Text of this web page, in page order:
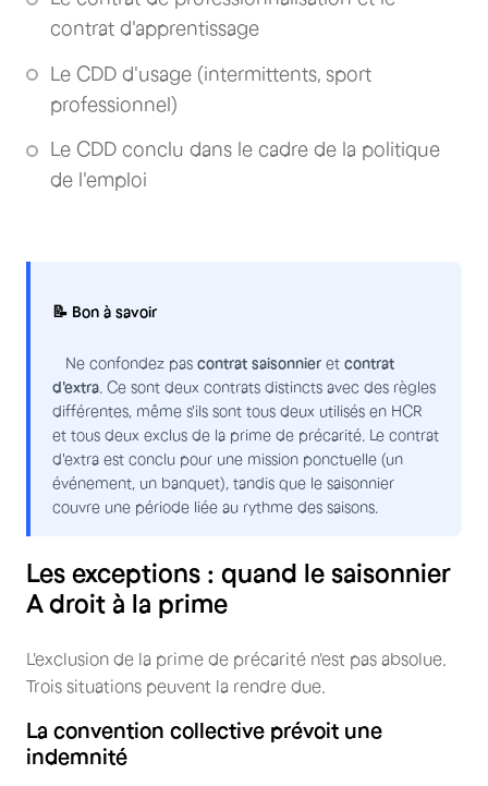
contrat d'apprentissage
Le CDD d'usage (intermittents, sport
professionnel)
Le CDD conclu dans le cadre de la politique
de l'emploi
📝 Bon à savoir
Ne confondez pas contrat saisonnier et contrat
d'extra . Ce sont deux contrats distincts avec des règles
différentes, même s'ils sont tous deux utilisés en HCR
et tous deux exclus de la prime de précarité. Le contrat
d'extra est conclu pour une mission ponctuelle (un
événement, un banquet), tandis que le saisonnier
couvre une période liée au rythme des saisons.
Les exceptions : quand le saisonnier
A droit à la prime
L'exclusion de la prime de précarité n'est pas absolue.
Trois situations peuvent la rendre due.
La convention collective prévoit une
indemnité